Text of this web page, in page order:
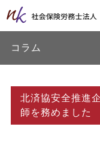
コラム
北済協安全推進
師を務めました